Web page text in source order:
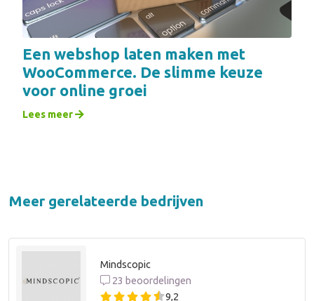
Een webshop laten maken met
WooCommerce. De slimme keuze
voor online groei
Lees meer
Meer gerelateerde bedrijven
Mindscopic
23 beoordelingen
9,2